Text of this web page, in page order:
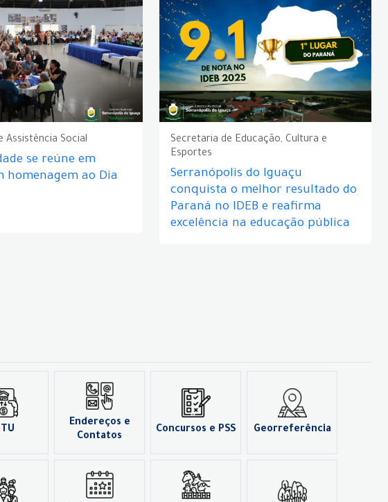
Assistência Social
se reúne em
homenagem ao Dia
Secretaria de Educação, Cultura e
Esportes
Serranópolis do Iguaçu
conquista o melhor resultado do
Paraná no IDEB e reafirma
excelência na educação pública
Endereços e
Contatos
Concursos e PSS Georreferência